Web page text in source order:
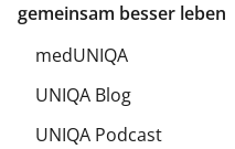
gemeinsam besser leben
medUNIQA
UNIQA Blog
UNIQA Podcast